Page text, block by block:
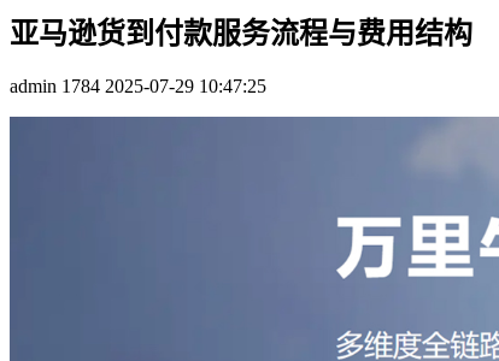
亚马逊货到付款服务流程与费用结构
admin 1784 2025-07-29 10:47:25